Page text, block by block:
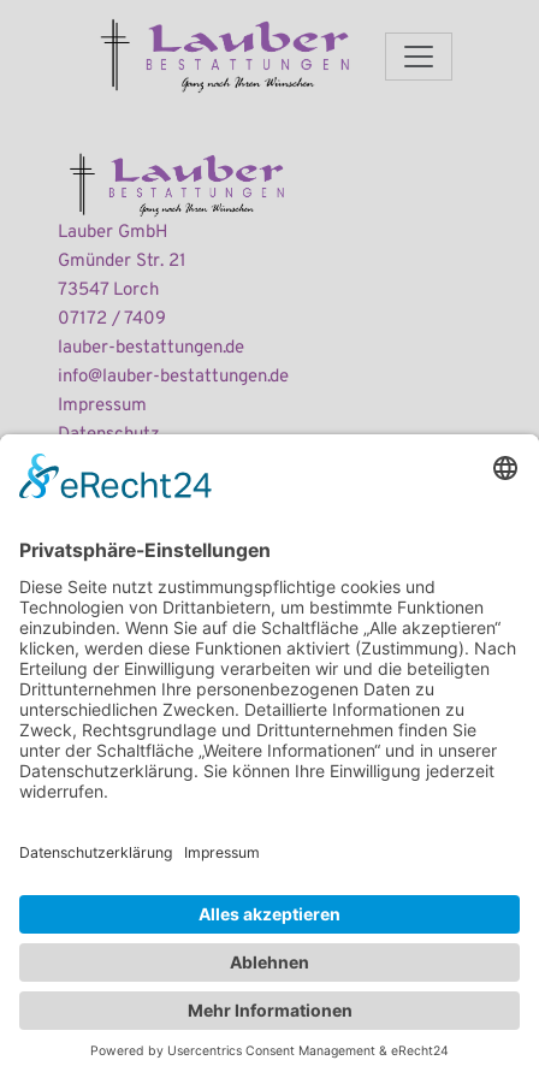
Soforthilfe im Trauerfall
07172 7409
Lauber GmbH
Gmünder Str. 21
73547 Lorch
07172 / 7409
lauber-bestattungen.de
info@lauber-bestattungen.de
Impressum
Datenschutz